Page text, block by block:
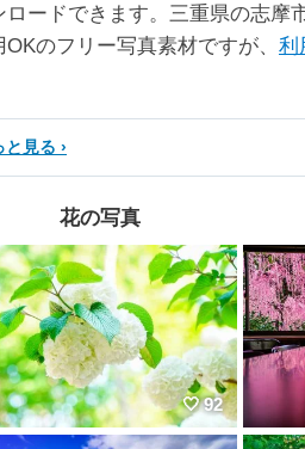
ードできます。三重県の志摩
のフリー写真素材ですが、 利
と見る
花の写真
92